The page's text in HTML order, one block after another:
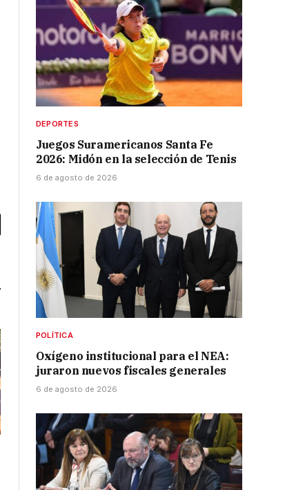
DEPORTES
Juegos Suramericanos Santa Fe
2026: Midón en la selección de Tenis
6 de agosto de 2026
POLÍTICA
Oxígeno institucional para el NEA:
juraron nuevos fiscales generales
6 de agosto de 2026